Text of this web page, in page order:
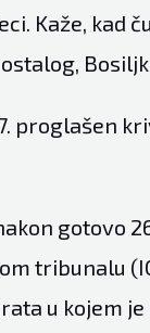
Kaže, kad
proglašen
gotovo
tribunalu
u kojem